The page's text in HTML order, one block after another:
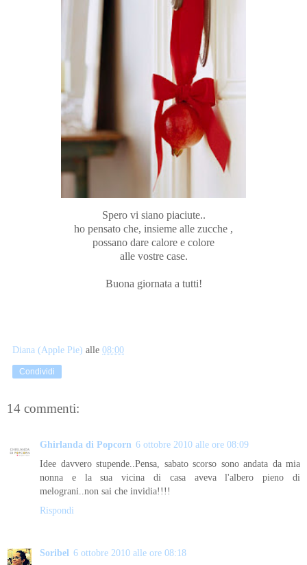
Spero vi siano piaciute..
ho pensato che, insieme alle zucche ,
possano dare calore e colore
alle vostre case.
Buona giornata a tutti!
Diana (Apple Pie) alle 08:00
Condividi
14 commenti:
Ghirlanda di Popcorn 6 ottobre 2010 alle ore 08:09
Idee davvero stupende..Pensa, sabato scorso sono andata da mia
nonna e la sua vicina di casa aveva l'albero pieno di
melograni..non sai che invidia!!!!
Rispondi
Soribel 6 ottobre 2010 alle ore 08:18